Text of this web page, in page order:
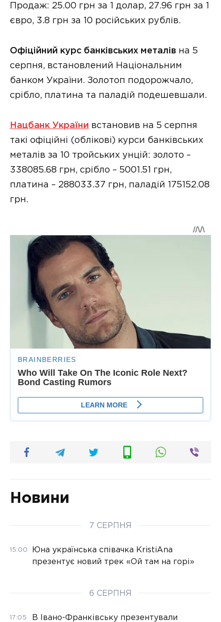
Продаж: 25.00 грн за 1 долар, 27.96 грн за 1
євро, 3.8 грн за 10 російських рублів.
Офіційний курс банківських металів на 5
серпня, встановлений Національним
банком України. Золотоп подорожчало,
срібло, платина та паладій подешевшали.
Нацбанк України встановив на 5 серпня
такі офіційні (облікові) курси банківських
металів за 10 тройських унцій: золото –
338085.68 грн, срібло – 5001.51 грн,
платина – 288033.37 грн, паладій 175152.08
грн.
Новини
7 СЕРПНЯ
15:00
Юна українська співачка KristiAna
презентує новий трек «Ой там на горі»
6 СЕРПНЯ
17:05
В Івано-Франківську презентували